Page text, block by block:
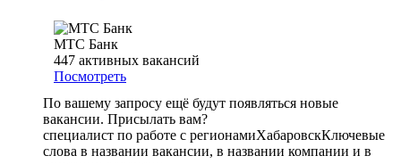
МТС Банк
447 активных вакансий
Посмотреть
По вашему запросу ещё будут появляться новые
вакансии. Присылать вам?
специалист по работе с регионамиХабаровскКлючевые
слова в названии вакансии, в названии компании и в